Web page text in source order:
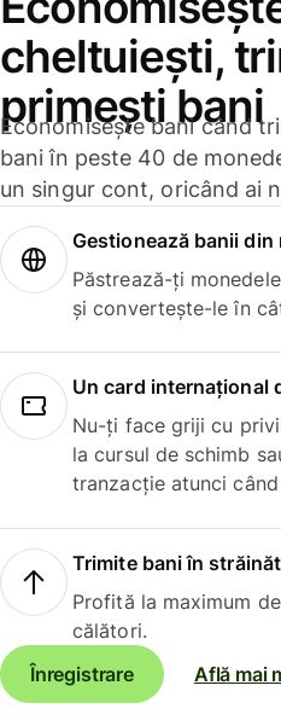
cheltuiești,
primești bani
Economisește bani când
bani în peste 40 de
un singur cont, oricând ai
Gestionează banii din
Păstrează-ți
și convertește-le în
Un card internațional
Nu-ți face griji cu
la cursul de schimb
tranzacție atunci
Trimite bani în
Profită la maximum
călători.
Înregistrare
Află mai